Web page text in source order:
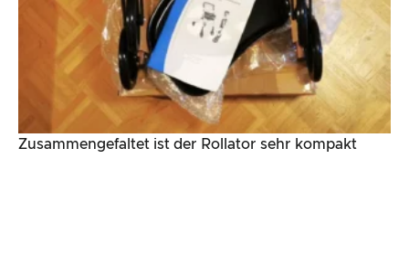
Zusammengefaltet ist der Rollator sehr kompakt